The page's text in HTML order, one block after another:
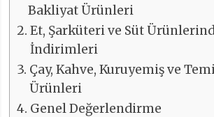
Bakliyat Ürünleri
Et, Şarküteri ve Süt
İndirimleri
Çay, Kahve, Kuruyemiş ve
Ürünleri
Genel Değerlendirme